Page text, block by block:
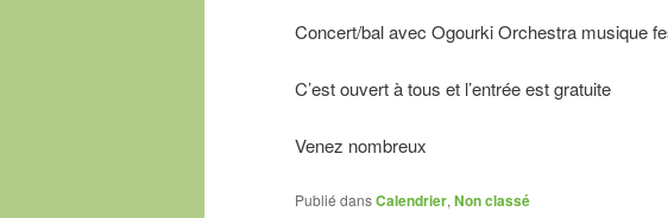
Concert/bal avec Ogourki Orchestra musique
C’est ouvert à tous et l’entrée est gratuite
Venez nombreux
Publié dansCalendrier, Non classé